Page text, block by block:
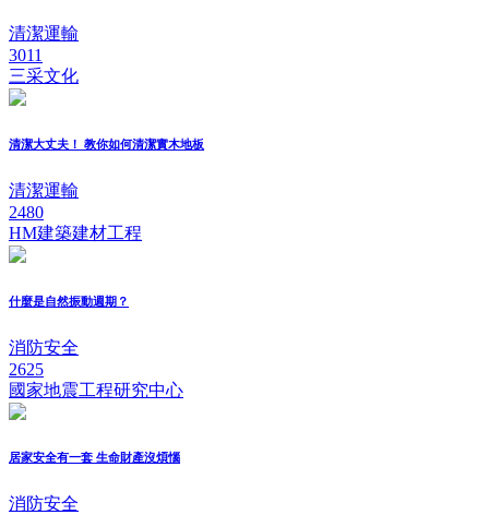
清潔運輸
3011
三采文化
清潔大丈夫！ 教你如何清潔實木地板
清潔運輸
2480
HM建築建材工程
什麼是自然振動週期？
消防安全
2625
國家地震工程研究中心
居家安全有一套 生命財產沒煩惱
消防安全